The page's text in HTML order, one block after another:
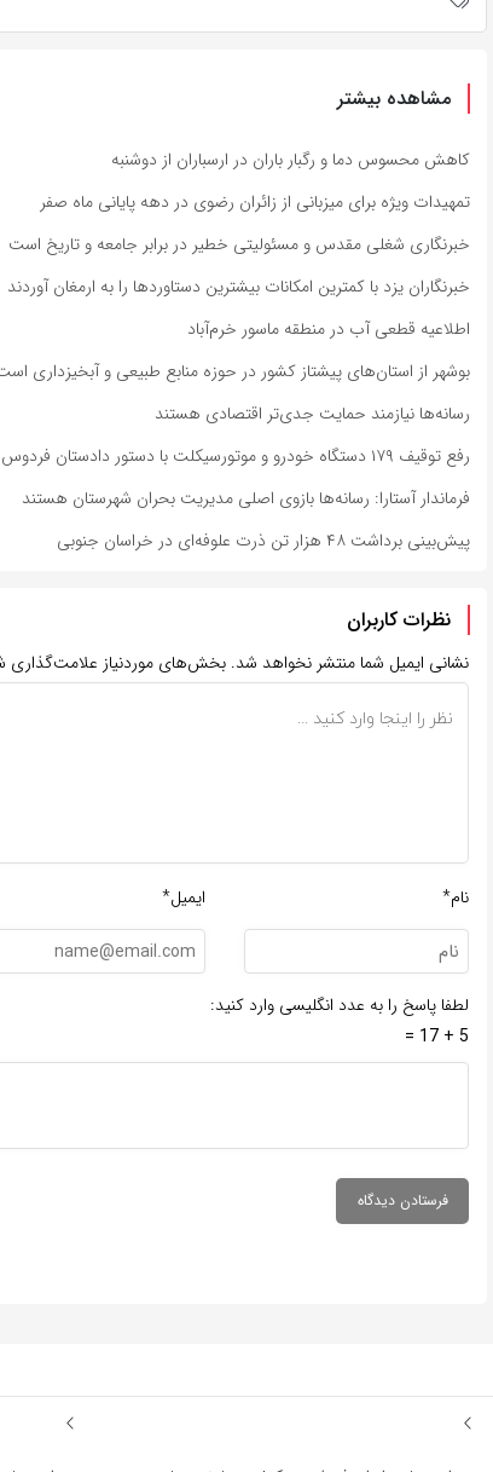
مشاهده بیشتر
کاهش محسوس دما و رگبار باران در ارسباران از دوشنبه
تمهیدات ویژه برای میزبانی از زائران رضوی در دهه پایانی ماه صفر
خبرنگاری شغلی مقدس و مسئولیتی خطیر در برابر جامعه و تاریخ است
خبرنگاران یزد با کمترین امکانات بیشترین دستاوردها را به ارمغان آوردند
اطلاعیه قطعی آب در منطقه ماسور خرم‌آباد
بوشهر از استان‌های پیشتاز کشور در حوزه منابع طبیعی و آبخیزداری
رسانه‌ها نیازمند حمایت جدی‌تر اقتصادی هستند
رفع توقیف ۱۷۹ دستگاه خودرو و موتورسیکلت با دستور دادستان فردوس
فرماندار آستارا: رسانه‌ها بازوی اصلی مدیریت بحران شهرستان هستند
پیش‌بینی برداشت ۴۸ هزار تن ذرت علوفه‌ای در خراسان جنوبی
نظرات کاربران
نشانی ایمیل شما منتشر نخواهد شد. بخش‌های موردنیاز علامت‌گذاری
نام* ایمیل*
لطفا پاسخ را به عدد انگلیسی وارد کنید:
5 + 17 =